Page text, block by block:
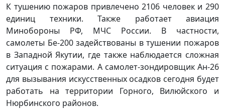
К тушению пожаров привлечено 2106 человек и 290
единиц техники. Также работает авиация
Минобороны РФ, МЧС России. В частности,
самолеты Бе-200 задействованы в тушении пожаров
в Западной Якутии, где также наблюдается сложная
ситуация с пожарами. А самолет-зондировщик Ан-26
для вызывания искусственных осадков сегодня будет
работать на территории Горного, Вилюйского и
Нюрбинского районов.